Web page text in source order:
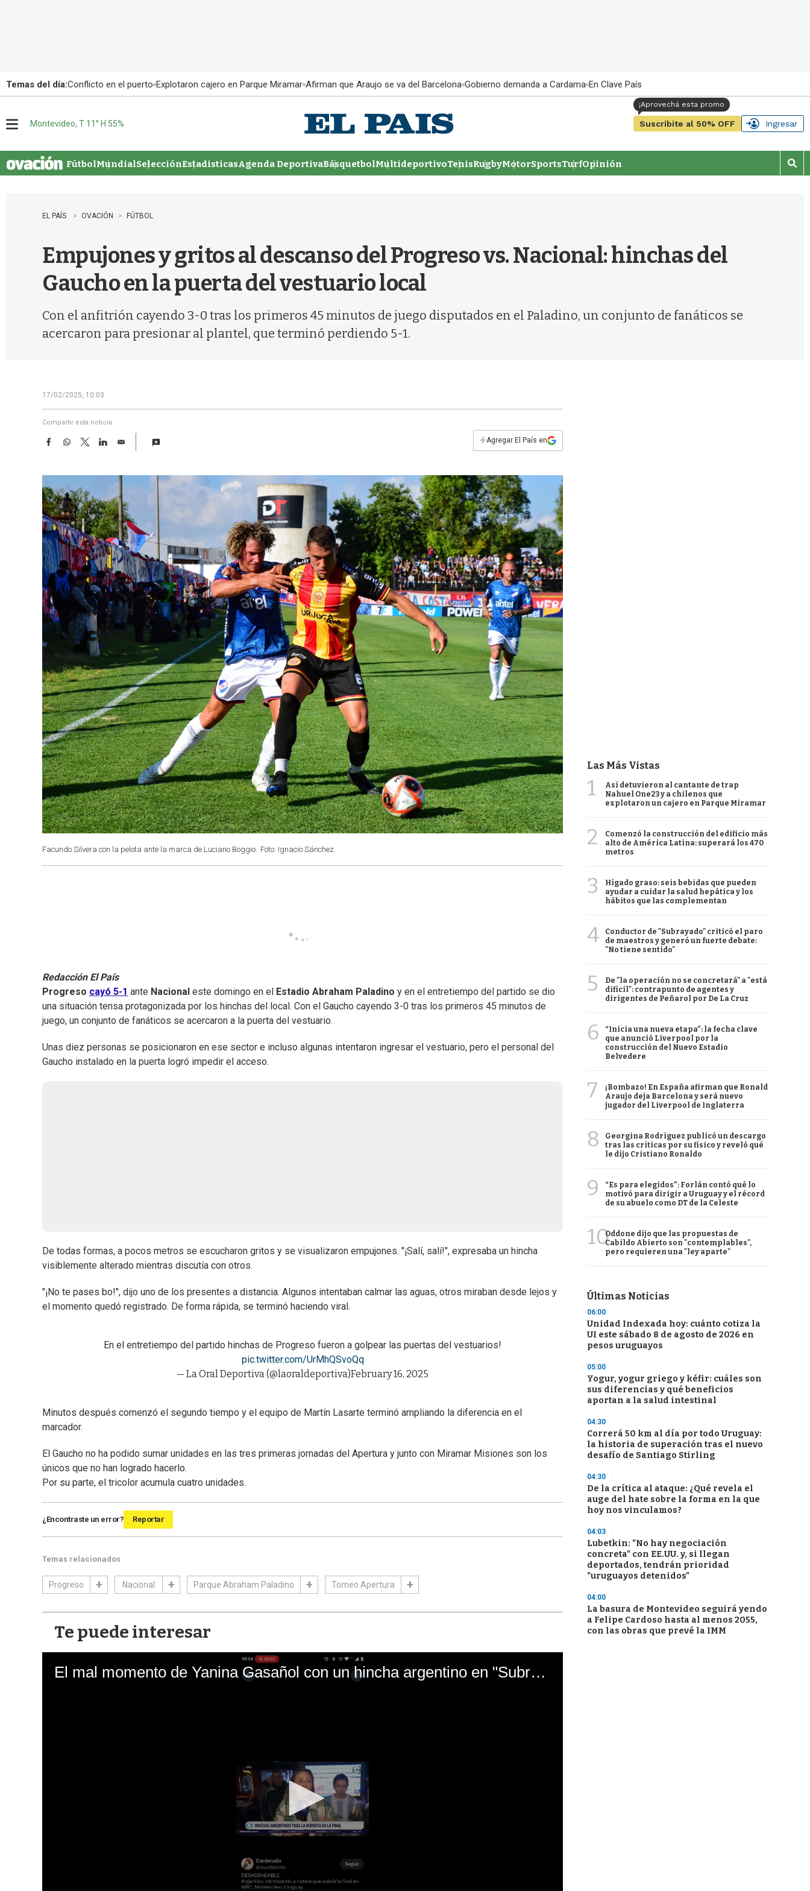
Temas del día:Conflicto en el puerto Explotaron cajero en Parque Miramar Afirman que Araujo se va del Barcelona Gobierno demanda a Cardama En Clave País
u
Montevideo, T 11° H 55% Suscribite al 50% OFF Ingresar
FútbolMundialSelecciónEstadisticasAgenda DeportivaBásquetbolMultideportivoTenisRugbyMotorSportsTurfOpinión
M
o
EL PAÍS OVACIÓN FÚTBOL
Empujones y gritos al descanso del Progreso vs. Nacional: hinchas del
Gaucho en la puerta del vestuario local
Con el anfitrión cayendo 3-0 tras los primeros 45 minutos de juego disputados en el Paladino, un conjunto de fanáticos se
acercaron para presionar al plantel, que terminó perdiendo 5-1.
17/02/2025, 10:03
Compartir esta noticia
F
e
b
o
o
k
W
t
s
A
p
p
T
w
t
e
r
L
k
e
d
I
n
E
i
+Agregar El País en
Facundo Silvera con la pelota ante la marca de Luciano Boggio. Foto: Ignacio Sánchez.
Redacción El País
Progreso cayó 5-1 ante Nacional este domingo en el Estadio Abraham Paladino y en el entretiempo del partido se dio
una situación tensa protagonizada por los hinchas del local. Con el Gaucho cayendo 3-0 tras los primeros 45 minutos de
juego, un conjunto de fanáticos se acercaron a la puerta del vestuario.
Unas diez personas se posicionaron en ese sector e incluso algunas intentaron ingresar el vestuario, pero el personal del
Gaucho instalado en la puerta logró impedir el acceso.
De todas formas, a pocos metros se escucharon gritos y se visualizaron empujones. "¡Salí, salí!", expresaba un hincha
visiblemente alterado mientras discutía con otros.
"¡No te pases bo!", dijo uno de los presentes a distancia. Algunos intentaban calmar las aguas, otros miraban desde lejos y
el momento quedó registrado. De forma rápida, se terminó haciendo viral.
En el entretiempo del partido hinchas de Progreso fueron a golpear las puertas del vestuarios!
pic.twitter.com/UrMhQSvoQq
— La Oral Deportiva (@laoraldeportiva)February 16, 2025
Minutos después comenzó el segundo tiempo y el equipo de Martín Lasarte terminó ampliando la diferencia en el
marcador.
El Gaucho no ha podido sumar unidades en las tres primeras jornadas del Apertura y junto con Miramar Misiones son los
únicos que no han logrado hacerlo.
Por su parte, el tricolor acumula cuatro unidades.
¿Encontraste un error? Reportar
Temas relacionados
Progreso Nacional Parque Abraham Paladino Torneo Apertura
Te puede interesar
El mal momento de Yanina Gasañol con un hincha argentino en "Subrayado"
Las Más Vistas
1
Así detuvieron al cantante de trap
Nahuel One23 y a chilenos que
explotaron un cajero en Parque Miramar
2
Comenzó la construcción del edificio más
alto de América Latina: superará los 470
metros
3
Hígado graso: seis bebidas que pueden
ayudar a cuidar la salud hepática y los
hábitos que las complementan
4
Conductor de "Subrayado" criticó el paro
de maestros y generó un fuerte debate:
"No tiene sentido"
5
De "la operación no se concretará" a "está
difícil": contrapunto de agentes y
dirigentes de Peñarol por De La Cruz
6
“Inicia una nueva etapa”: la fecha clave
que anunció Liverpool por la
construcción del Nuevo Estadio
Belvedere
7
¡Bombazo! En España afirman que Ronald
Araujo deja Barcelona y será nuevo
jugador del Liverpool de Inglaterra
8
Georgina Rodríguez publicó un descargo
tras las críticas por su físico y reveló qué
le dijo Cristiano Ronaldo
9
“Es para elegidos”: Forlán contó qué lo
motivó para dirigir a Uruguay y el récord
de su abuelo como DT de la Celeste
10Oddone dijo que las propuestas de
Cabildo Abierto son "contemplables",
pero requieren una "ley aparte"
Últimas Noticias
06:00
Unidad Indexada hoy: cuánto cotiza la
UI este sábado 8 de agosto de 2026 en
pesos uruguayos
05:00
Yogur, yogur griego y kéfir: cuáles son
sus diferencias y qué beneficios
aportan a la salud intestinal
04:30
Correrá 50 km al día por todo Uruguay:
la historia de superación tras el nuevo
desafío de Santiago Stirling
04:30
De la crítica al ataque: ¿Qué revela el
auge del hate sobre la forma en la que
hoy nos vinculamos?
04:03
Lubetkin: "No hay negociación
concreta" con EE.UU. y, si llegan
deportados, tendrán prioridad
"uruguayos detenidos"
04:00
La basura de Montevideo seguirá yendo
a Felipe Cardoso hasta al menos 2055,
con las obras que prevé la IMM